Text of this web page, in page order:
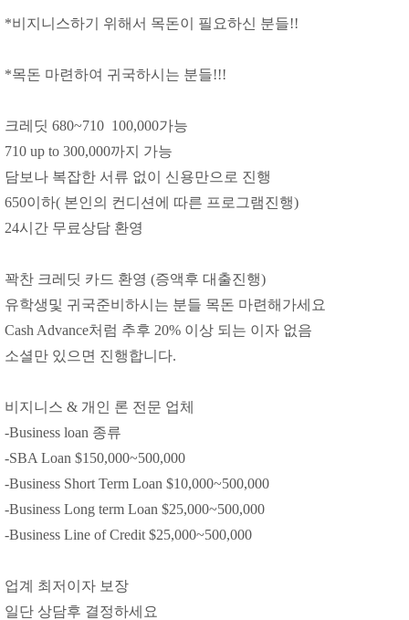
*비지니스하기 위해서 목돈이 필요하신 분들!!
*목돈 마련하여 귀국하시는 분들!!!
크레딧 680~710 100,000가능
710 up to 300,000까지 가능
담보나 복잡한 서류 없이 신용만으로 진행
650이하( 본인의 컨디션에 따른 프로그램진행)
24시간 무료상담 환영
꽉찬 크레딧 카드 환영 (증액후 대출진행)
유학생및 귀국준비하시는 분들 목돈 마련해가세요
Cash Advance처럼 추후 20% 이상 되는 이자 없음
소셜만 있으면 진행합니다.
비지니스 & 개인 론 전문 업체
-Business loan 종류
-SBA Loan $150,000~500,000
-Business Short Term Loan $10,000~500,000
-Business Long term Loan $25,000~500,000
-Business Line of Credit $25,000~500,000
업계 최저이자 보장
일단 상담후 결정하세요